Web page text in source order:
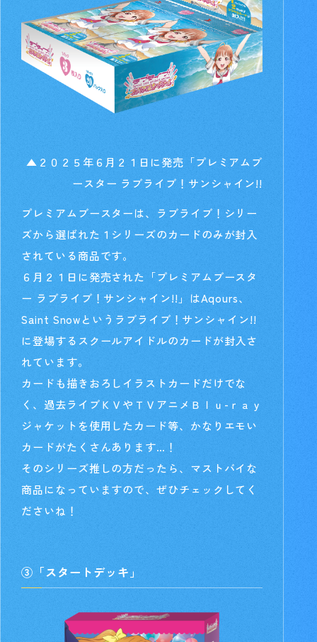
▲２０２５年６月２１日に発売「プレミアムブ
ースター ラブライブ！サンシャイン!!
プレミアムブースターは、ラブライブ！シリー
ズから選ばれた１シリーズのカードのみが封入
されている商品です。
６月２１日に発売された「プレミアムブースタ
ー ラブライブ！サンシャイン!!」はAqours、
Saint Snowというラブライブ！サンシャイン!!
に登場するスクールアイドルのカードが封入さ
れています。
カードも描きおろしイラストカードだけでな
く、過去ライブＫＶやＴＶアニメＢｌｕ-ｒａｙ
ジャケットを使用したカード等、かなりエモい
カードがたくさんあります…！
そのシリーズ推しの方だったら、マストバイな
商品になっていますので、ぜひチェックしてく
ださいね！
③「スタートデッキ」